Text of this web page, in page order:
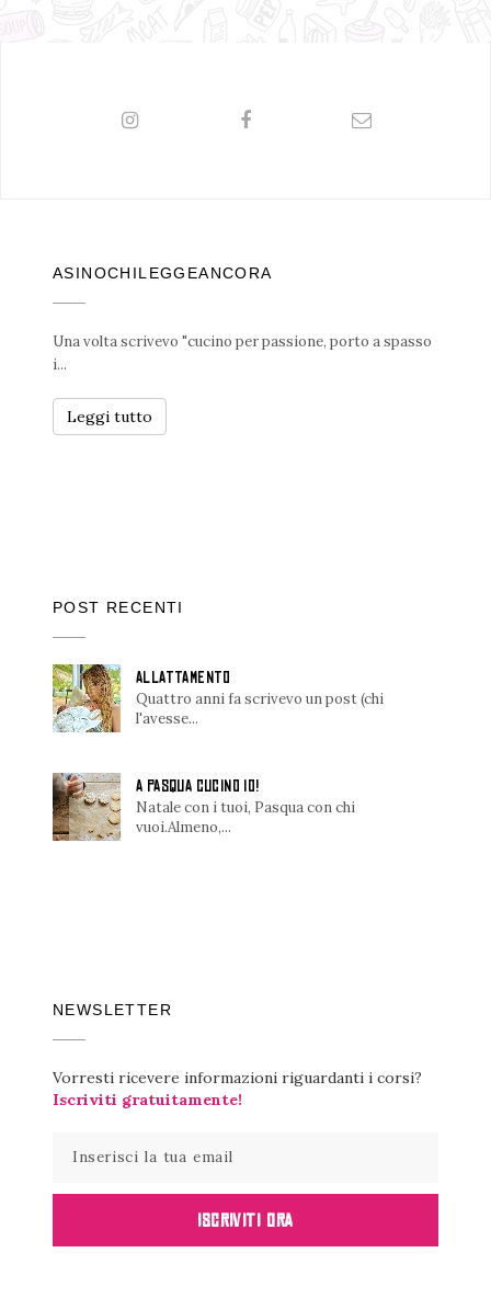
ASINOCHILEGGEANCORA
Una volta scrivevo "cucino per passione, porto a spasso
i...
Leggi tutto
POST RECENTI
ALLATTAMENTO
Quattro anni fa scrivevo un post (chi
l'avesse...
A PASQUA CUCINO IO!
Natale con i tuoi, Pasqua con chi
vuoi.Almeno,...
NEWSLETTER
Vorresti ricevere informazioni riguardanti i corsi?
Iscriviti gratuitamente!
ISCRIVITI ORA